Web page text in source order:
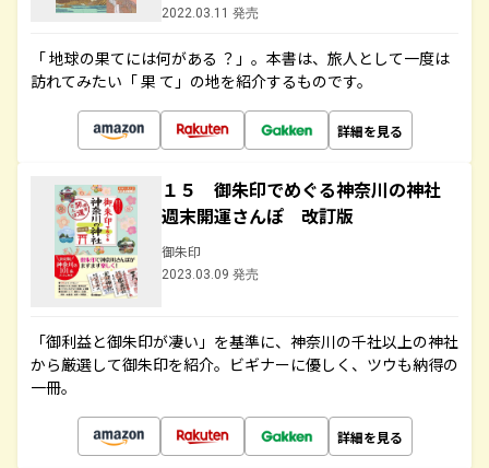
2022.03.11 発売
「 地球の果てには何がある ？」。本書は、旅人として一度は
訪れてみたい「 果 て」の地を紹介するものです。
詳細を見る
１５ 御朱印でめぐる神奈川の神社
週末開運さんぽ 改訂版
御朱印
2023.03.09 発売
「御利益と御朱印が凄い」を基準に、神奈川の千社以上の神社
から厳選して御朱印を紹介。ビギナーに優しく、ツウも納得の
一冊。
詳細を見る